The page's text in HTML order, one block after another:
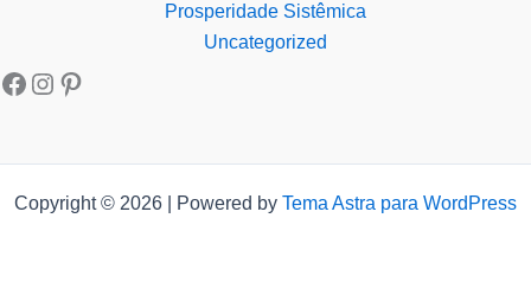
Prosperidade Sistêmica
Uncategorized
Copyright © 2026 | Powered by Tema Astra para WordPress